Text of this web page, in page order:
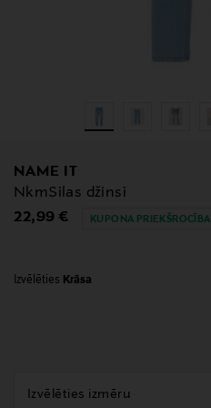
NAME IT
NkmSilas džinsi
Original Price
22,99 € KUPONA PRIEKŠROCĪBA
Izvēlēties Krāsa